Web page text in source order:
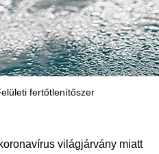
fertőtlenítőszer
világjárvány miatt